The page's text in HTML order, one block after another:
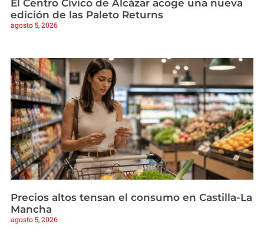
El Centro Cívico de Alcázar acoge una nueva
edición de las Paleto Returns
agosto 5, 2026
Precios altos tensan el consumo en Castilla-La
Mancha
agosto 5, 2026